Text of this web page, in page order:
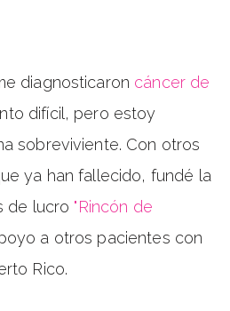
diagnosticaron cáncer de
difícil, pero estoy
sobreviviente. Con otros
ya han fallecido, fundé la
de lucro "Rincón de
a otros pacientes con
Rico.